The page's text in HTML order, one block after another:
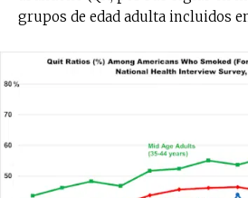
grupos de edad adulta incluidos